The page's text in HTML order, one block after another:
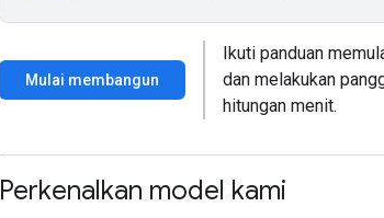
Mulai membangun
Ikuti panduan
dan melakukan
hitungan menit.
Perkenalkan model kami